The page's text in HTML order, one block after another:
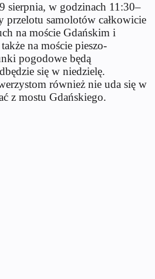
sierpnia, w godzinach 11:30–
samolotów całkowicie
na moście Gdańskim i
na moście pieszo-
pogodowe będą
się w niedzielę.
również nie uda się w
z mostu Gdańskiego.